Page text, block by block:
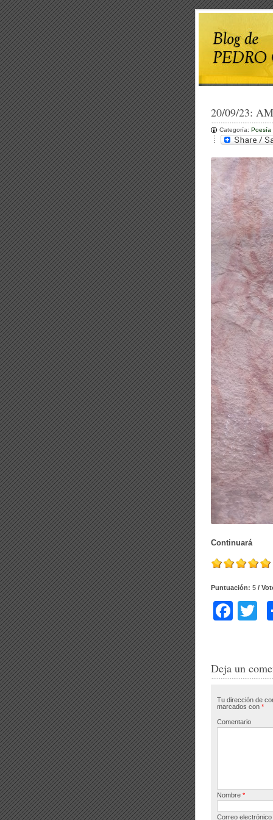
20/09/23:
Categoría: Poesía
Continuará
Puntuación: 5 /
F
e
o
o
Deja un
Tu dirección de
marcados con *
Comentario
Nombre *
Correo electrónico